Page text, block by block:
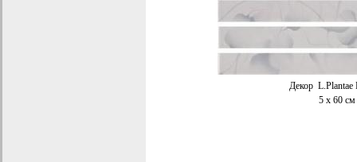
Декор L.Plantae
5 x 60 см